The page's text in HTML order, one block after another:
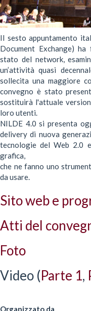
Il sesto appuntamento
Document Exchange)
stato del network,
un’attività quasi
sollecita una maggiore
convegno è stato
sostituirà l'attuale
loro utenti.
NILDE 4.0 si presenta
delivery di nuova
tecnologie del Web 2.0
grafica,
che ne fanno uno
da usare.
Sito web e
Atti del
Foto
Video (Parte 1,
Organizzato da